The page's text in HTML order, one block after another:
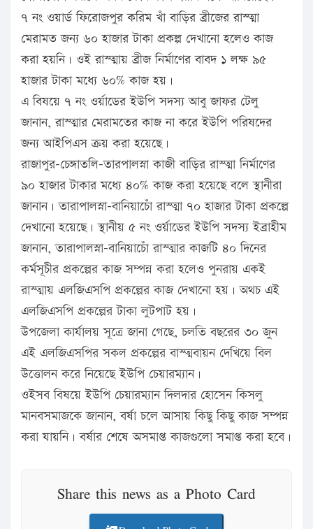
৭ নং ওয়ার্ড ফিরোজপুর করিম খাঁ বাড়ির ব্রীজের রাস্ত্মা
মেরামত জন্য ৬০ হাজার টাকা প্রকল্প দেখানো হলেও কাজ
করা হয়নি। ওই রাস্ত্মায় ব্রীজ নির্মাণের বাবদ ১ লক্ষ ৯৫
হাজার টাকা মধ্যে ৬০% কাজ হয়।
এ বিষয়ে ৭ নং ওর্য়াডের ইউপি সদস্য আবু জাফর টেলু
জানান, রাস্ত্মার মেরামতের কাজ না করে ইউপি পরিষদের
জন্য আইপিএস ক্রয় করা হয়েছে।
রাজাপুর-চেঙ্গাতলি-তারপালস্না কাজী বাড়ির রাস্ত্মা নির্মাণের
৯০ হাজার টাকার মধ্যে ৪০% কাজ করা হয়েছে বলে স্থানীরা
জানান। তারাপালস্না-বানিয়াচোঁ রাস্ত্মা ৭০ হাজার টাকা প্রকল্পে
দেখানো হয়েছে। স্থানীয় ৫ নং ওর্য়াডের ইউপি সদস্য ইব্রাহীম
জানান, তারাপালস্না-বানিয়াচোঁ রাস্ত্মার কাজটি ৪০ দিনের
কর্মসূচীর প্রকল্পের কাজ সম্পন্ন করা হলেও পুনরায় একই
রাস্ত্মায় এলজিএসপি প্রকল্পের কাজ দেখানো হয়। অথচ এই
এলজিএসপি প্রকল্পের টাকা লুটপাট হয়।
উপজেলা কার্যালয় সূত্রে জানা গেছে, চলতি বছরের ৩০ জুন
এই এলজিএসপির সকল প্রকল্পের বাস্ত্মবায়ন দেখিয়ে বিল
উত্তোলন করে নিয়েছে ইউপি চেয়ারম্যান।
ওইসব বিষয়ে ইউপি চেয়ারম্যান দিলদার হোসেন কিসলু
মানবসমাজকে জানান, বর্ষা চলে আসায় কিছু কিছু কাজ সম্পন্ন
করা যায়নি। বর্ষার শেষে অসমাপ্ত কাজগুলো সমাপ্ত করা হবে।
Share this news as a Photo Card